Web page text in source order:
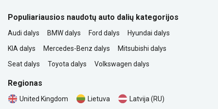
Populiariausios naudotų auto dalių kategorijos
Audi dalys BMW dalys Ford dalys
Hyundai dalys
KIA dalys
Mercedes-Benz dalys
Mitsubishi dalys
Seat dalys
Toyota dalys Volkswagen dalys
Regionas
United Kingdom Lietuva Latvija (RU)